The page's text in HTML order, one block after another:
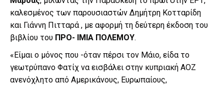
καλεσμένος των παρουσιαστών Δημήτρη Κοτταρίδη
και Γιάννη Πιτταρά , με αφορμή τη δεύτερη έκδοση του
βιβλίου του ΠΡΟ- ΙΜΙΑ ΠΟΛΕΜΟΥ.
«Είμαι ο μόνος που -όταν πέρσι τον Μάιο, είδα το
γεωτρύπανο Φατίχ να εισβάλει στην κυπριακή ΑΟΖ
ανενόχλητο από Αμερικάνους, Ευρωπαίους,